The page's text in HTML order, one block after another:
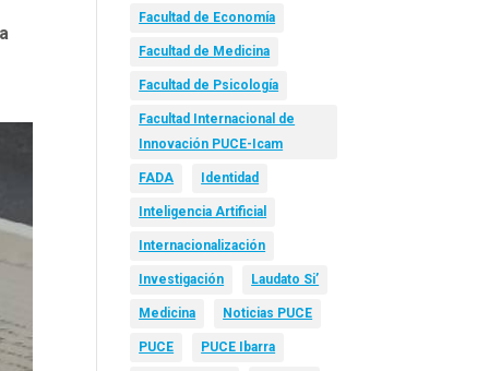
Facultad de Economía
Facultad de Medicina
Facultad de Psicología
Facultad Internacional de
Innovación PUCE-Icam
FADA Identidad
Inteligencia Artificial
Internacionalización
Investigación Laudato Si’
Medicina Noticias PUCE
PUCE PUCE Ibarra